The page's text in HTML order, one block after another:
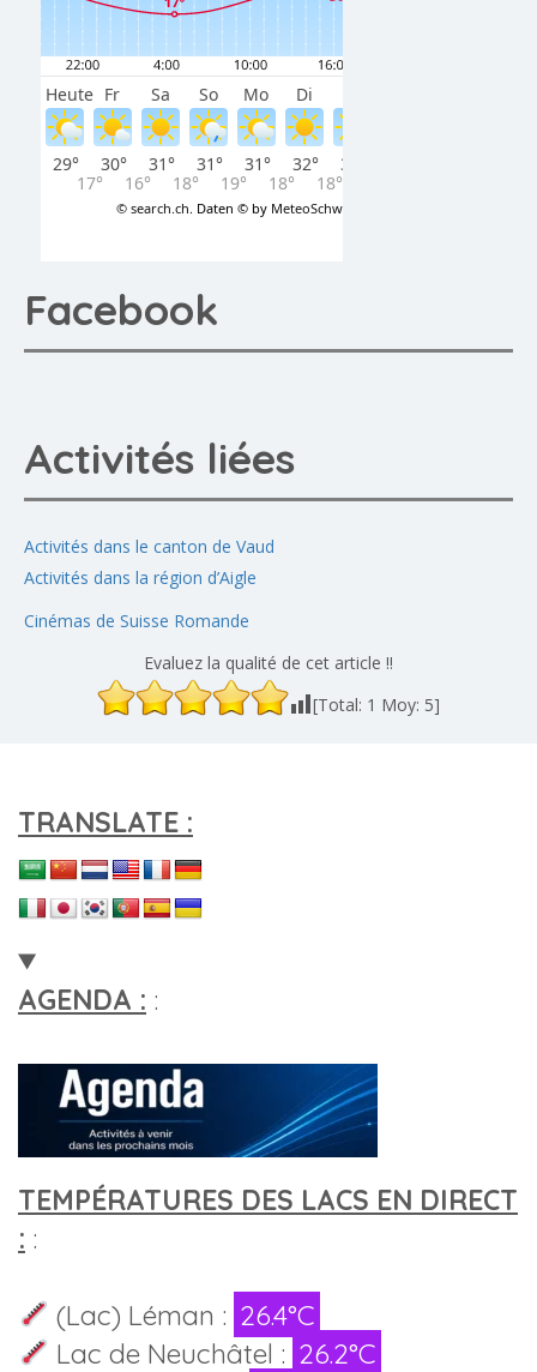
Facebook
Activités liées
Activités dans le canton de Vaud
Activités dans la région d’Aigle
Cinémas de Suisse Romande
Evaluez la qualité de cet article !!
[Total: 1 Moy: 5]
TRANSLATE :
AGENDA : :
TEMPÉRATURES DES LACS EN DIRECT
: :
(Lac) Léman : 26.4°C
Lac de Neuchâtel : 26.2°C